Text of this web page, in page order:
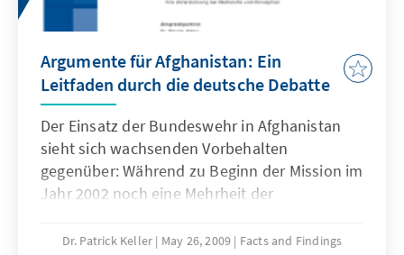
Argumente für Afghanistan: Ein
Leitfaden durch die deutsche Debatte
Der Einsatz der Bundeswehr in Afghanistan
sieht sich wachsenden Vorbehalten
gegenüber: Während zu Beginn der Mission im
Jahr 2002 noch eine Mehrheit der
Umfragen aus diesem Jahr, dass nur noch
Dr. Patrick Keller May 26, 2009 Facts and Findings